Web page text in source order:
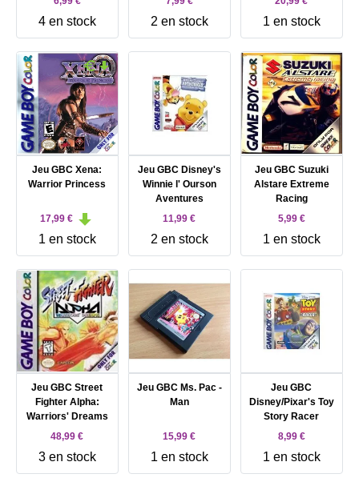
4 en stock 2 en stock 1 en stock
Jeu GBC Xena:
Warrior Princess
17,99 €
1 en stock
Jeu GBC Disney's
Winnie l' Ourson
Aventures
11,99 €
2 en stock
Jeu GBC Suzuki
Alstare Extreme
Racing
5,99 €
1 en stock
Jeu GBC Street
Fighter Alpha:
Warriors' Dreams
48,99 €
3 en stock
Jeu GBC Ms. Pac -
Man
15,99 €
1 en stock
Jeu GBC
Disney/Pixar's Toy
Story Racer
8,99 €
1 en stock